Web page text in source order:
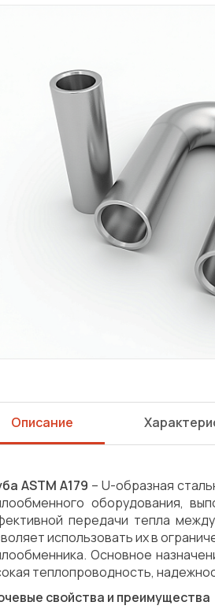
Описание
ASTM A179 – U-образная
оборудования,
передачи тепла
использовать их в
Основное
теплопроводность,
свойства и преимущества